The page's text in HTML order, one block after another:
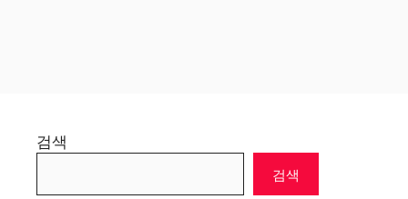
검색
검색